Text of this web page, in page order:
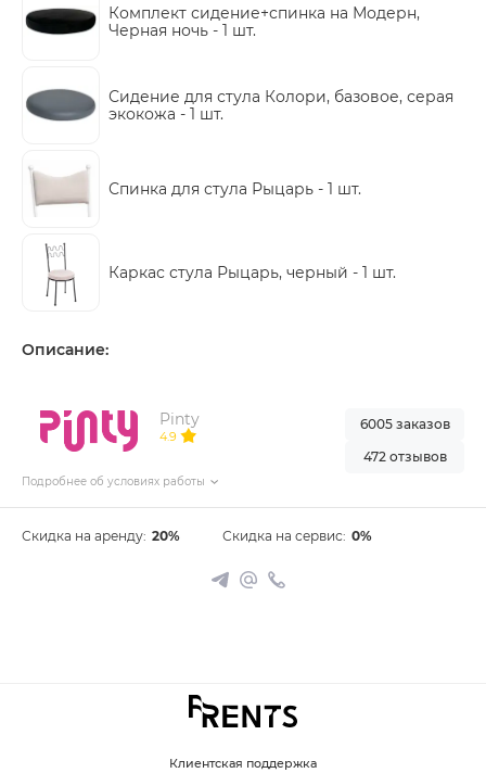
Комплект сидение+спинка на Модерн,
Черная ночь - 1 шт.
Сидение для стула Колори, базовое, серая
экокожа - 1 шт.
Спинка для стула Рыцарь - 1 шт.
Каркас стула Рыцарь, черный - 1 шт.
Описание:
Pinty
4.9
Подробнее об условиях работы
6005 заказов
472 отзывов
Скидка на аренду: 20% Скидка на сервис: 0%
Клиентская поддержка